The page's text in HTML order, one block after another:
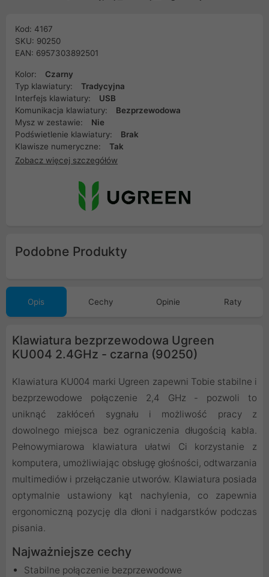
Kod: 4167
SKU: 90250
EAN: 6957303892501
Kolor:
Czarny
Typ klawiatury:
Tradycyjna
Interfejs klawiatury:
USB
Komunikacja klawiatury:
Bezprzewodowa
Mysz w zestawie:
Nie
Podświetlenie klawiatury:
Brak
Klawisze numeryczne:
Tak
Zobacz więcej szczegółów
Podobne Produkty
Opis Cechy Opinie Raty
Klawiatura bezprzewodowa Ugreen
KU004 2.4GHz - czarna (90250)
Klawiatura KU004 marki Ugreen zapewni Tobie stabilne i
bezprzewodowe połączenie 2,4 GHz - pozwoli to
uniknąć zakłóceń sygnału i możliwość pracy z
dowolnego miejsca bez ograniczenia długością kabla.
Pełnowymiarowa klawiatura ułatwi Ci korzystanie z
komputera, umożliwiając obsługę głośności, odtwarzania
multimediów i przełączanie utworów. Klawiatura posiada
optymalnie ustawiony kąt nachylenia, co zapewnia
ergonomiczną pozycję dla dłoni i nadgarstków podczas
pisania.
Najważniejsze cechy
Stabilne połączenie bezprzewodowe